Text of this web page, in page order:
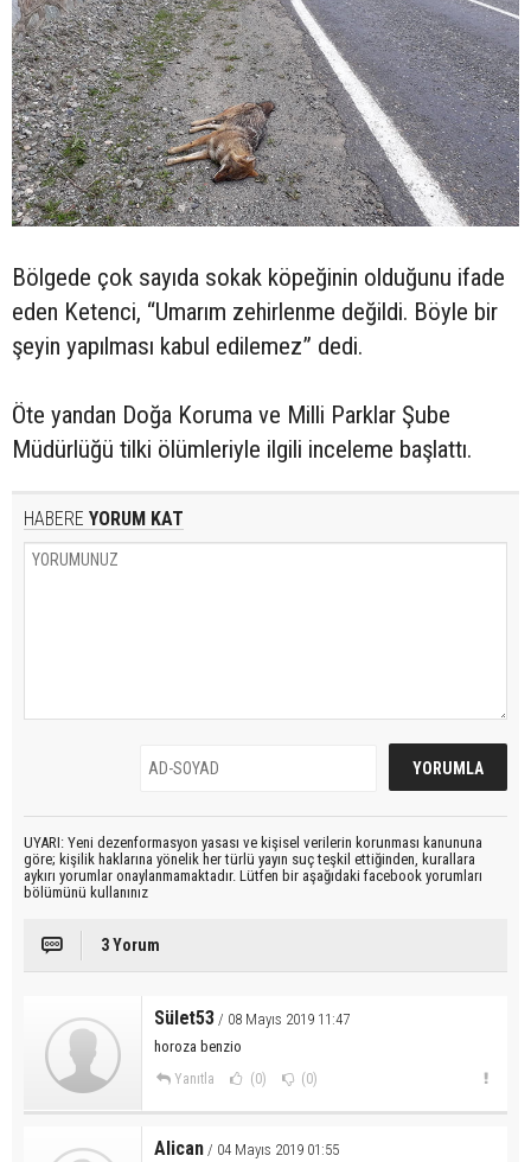
Bölgede çok sayıda sokak köpeğinin olduğunu ifade
eden Ketenci, “Umarım zehirlenme değildi. Böyle bir
şeyin yapılması kabul edilemez” dedi.
Öte yandan Doğa Koruma ve Milli Parklar Şube
Müdürlüğü tilki ölümleriyle ilgili inceleme başlattı.
HABERE YORUM KAT
UYARI: Yeni dezenformasyon yasası ve kişisel verilerin korunması kanununa
göre; kişilik haklarına yönelik her türlü yayın suç teşkil ettiğinden, kurallara
aykırı yorumlar onaylanmamaktadır. Lütfen bir aşağıdaki facebook yorumları
bölümünü kullanınız
3 Yorum
Sület53 / 08 Mayıs 2019 11:47
horoza benzio
Yanıtla (0) (0)
Alican / 04 Mayıs 2019 01:55